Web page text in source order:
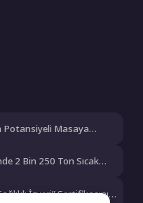
Potansiyeli Masaya
2 Bin 250 Ton Sıcak
İşyeri” Sertifikasını